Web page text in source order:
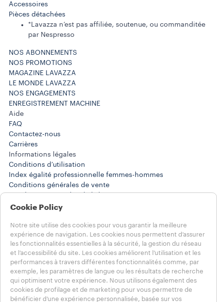
Accessoires
Pièces détachées
*Lavazza n’est pas affiliée, soutenue, ou commanditée
par Nespresso
NOS ABONNEMENTS
NOS PROMOTIONS
MAGAZINE LAVAZZA
LE MONDE LAVAZZA
NOS ENGAGEMENTS
ENREGISTREMENT MACHINE
Aide
FAQ
Contactez-nous
Carrières
Informations légales
Conditions d’utilisation
Index égalité professionnelle femmes-hommes
Conditions générales de vente
Conditions générales de l’abonnement
Résiliation d’abonnement ou commande standard
Choisissez votre pays
FRANCE
AUTRES PAYS
Réglements jeu concours lavazza
Vie privée
Cookie Policy
Notre site utilise des cookies pour vous garantir la meilleure
expérience de navigation. Les cookies nous permettent d’assurer
les fonctionnalités essentielles à la sécurité, la gestion du réseau
et l’accessibilité du site. Les cookies améliorent l’utilisation et les
performances à travers différentes fonctionnalités comme, par
exemple, les paramètres de langue ou les résultats de recherche
qui optimisent votre expérience. Nous utilisons également des
cookies de profilage et de marketing pour vous permettre de
bénéficier d’une expérience personnalisée, basée sur vos